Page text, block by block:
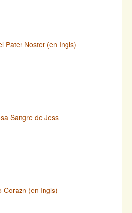
Pater Noster (en Ingls)
Sangre de Jess
Corazn (en Ingls)